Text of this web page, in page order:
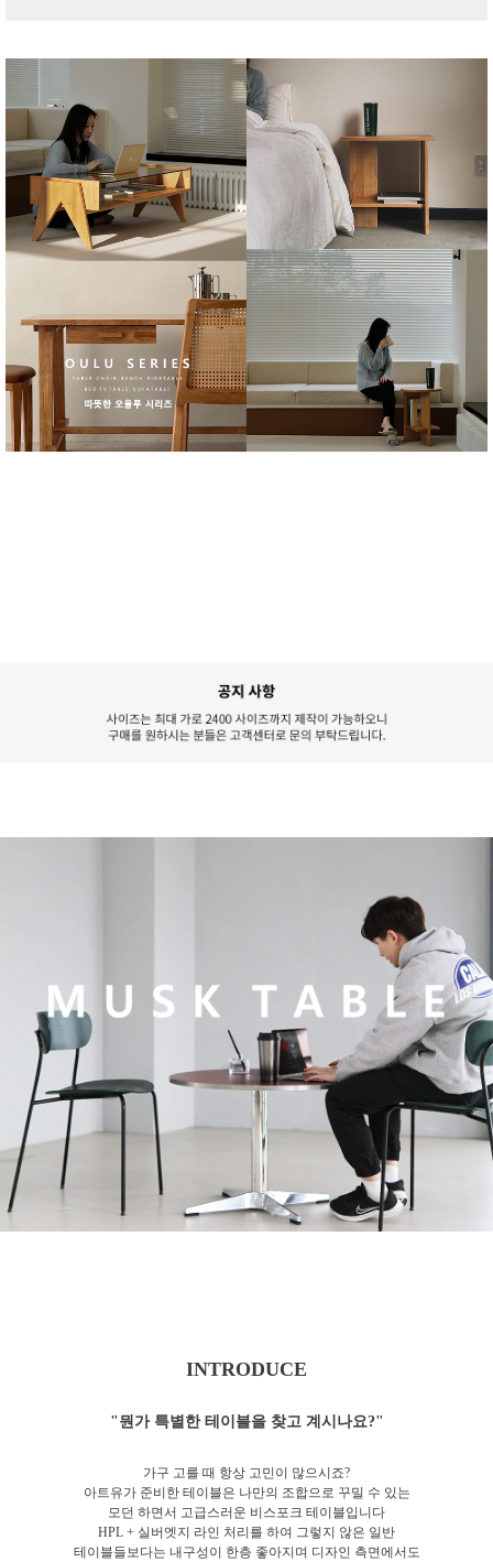
INTRODUCE
"뭔가 특별한 테이블을 찾고 계시나요?"
가구 고를 때 항상 고민이 많으시죠?
아트유가 준비한 테이블은 나만의 조합으로 꾸밀 수 있는
모던 하면서 고급스러운 비스포크 테이블입니다
HPL + 실버엣지 라인 처리를 하여 그렇지 않은 일반
테이블들보다는 내구성이 한층 좋아지며 디자인 측면에서도